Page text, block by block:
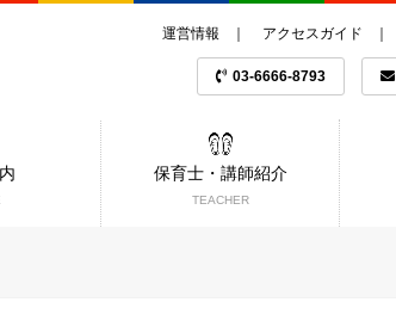
運営情報 アクセスガイド
03-6666-8793
保育士・講師紹介
TEACHER